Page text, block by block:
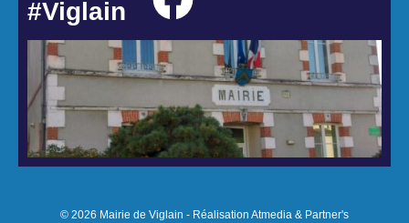
#Viglain
© 2026 Mairie de Viglain - Réalisation Atmedia & Partner's